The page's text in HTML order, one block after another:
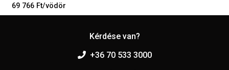
69 766 Ft/vödör
Kérdése van?
+36 70 533 3000